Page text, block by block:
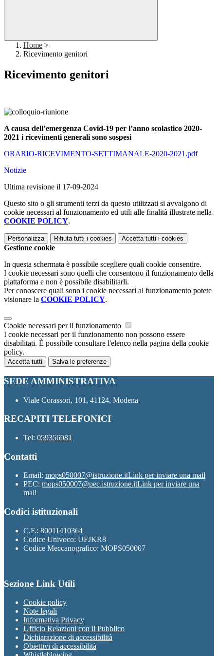
Home >
Ricevimento genitori
Ricevimento genitori
A causa dell’emergenza Covid-19 per l’anno scolastico 2020-
2021 i ricevimenti generali sono sospesi
ORARIO-RICEVIMENTO-SETTIMANALE-2020-2021.pdf
Notizie
Ultima revisione il 17-09-2024
Questo sito o gli strumenti terzi da questo utilizzati si avvalgono di
cookie necessari al funzionamento ed utili alle finalità illustrate nella
COOKIE POLICY.
Personalizza Rifiuta tutti i cookies Accetta tutti i cookies
Gestione cookie
In questa schermata è possibile scegliere quali cookie consentire.
I cookie necessari sono quelli che consentono il funzionamento della
piattaforma e non è possibile disabilitarli.
Per conoscere quali sono i cookie necessari al funzionamento potete
visionare la COOKIE POLICY.
Cookie necessari per il funzionamento
I cookie necessari per il funzionamento non possono essere
disabilitati. È possibile consultare l'elenco nella pagina della cookie
policy.
Accetta tutti Salva le preferenze
SEDE AMMINISTRATIVA
Viale Corassori, 101, 41124, Modena
RECAPITI TELEFONICI
Tel: 059356981
Contatti
Email: mops050007@istruzione.itLink per inviare una mail
PEC: mops050007@pec.istruzione.itLink per inviare una
mail
Codici istituzionali
C.F.: 80011410364
Codice Univoco: UFJKR8
Codice Meccanografico: MOPS050007
Sezione Link Utili
Cookie policy
Note legali
Informativa Privacy
Ufficio Relazioni con il Pubblico
Dichiarazione di accessibilità
Obiettivi di accessibilità